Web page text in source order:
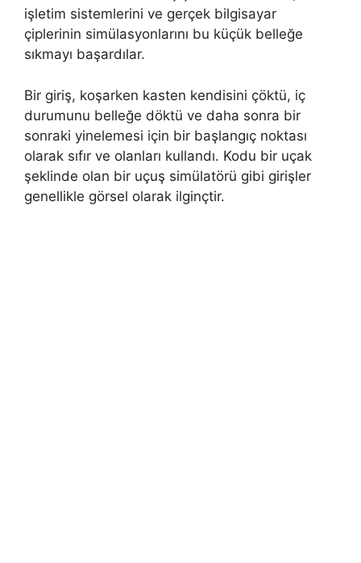
işletim sistemlerini ve gerçek bilgisayar
çiplerinin simülasyonlarını bu küçük belleğe
sıkmayı başardılar.
Bir giriş, koşarken kasten kendisini çöktü, iç
durumunu belleğe döktü ve daha sonra bir
sonraki yinelemesi için bir başlangıç ​​noktası
olarak sıfır ve olanları kullandı. Kodu bir uçak
şeklinde olan bir uçuş simülatörü gibi girişler
genellikle görsel olarak ilginçtir.